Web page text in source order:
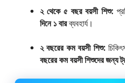
২ থেকে ৫ বছর বয়সী শিশু:
দিনে ১ বারব্যবহার্য।
২ বছরের কম বয়সী শিশু:
বছরের কম বয়সী শিশুদের জন্য